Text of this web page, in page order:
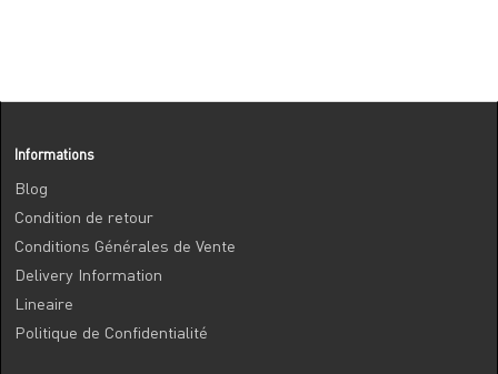
Informations
Blog
Condition de retour
Conditions Générales de Vente
Delivery Information
Lineaire
Politique de Confidentialité